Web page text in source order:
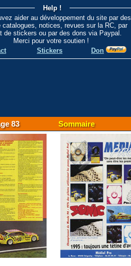
Help !
aider au développement du site par des
catalogues, notices, revues sur la RC, par
de stickers ou par des dons via Paypal.
Merci pour votre soutien !
Stickers Don
83 Sommaire